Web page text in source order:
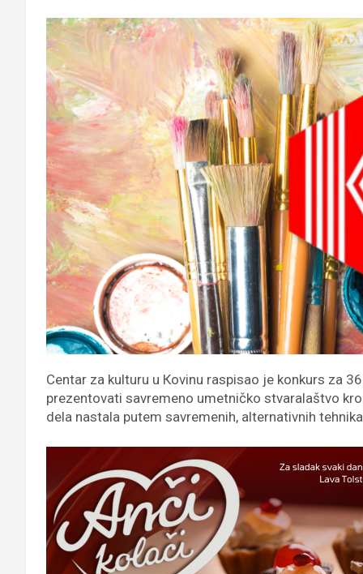
Centar za kulturu u Кovinu raspisao je konkurs za
prezentovati savremeno umetničko stvaralaštvo
dela nastala putem savremenih, alternativnih